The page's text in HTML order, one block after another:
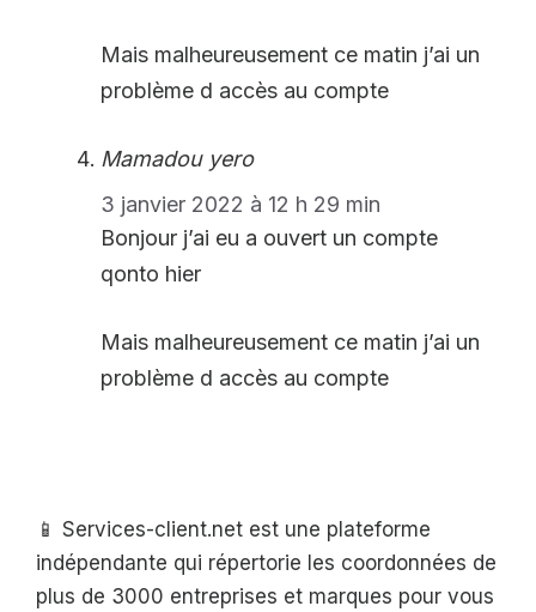
Mais malheureusement ce matin j’ai un
problème d accès au compte
Mamadou yero
3 janvier 2022 à 12 h 29 min
Bonjour j’ai eu a ouvert un compte
qonto hier
Mais malheureusement ce matin j’ai un
problème d accès au compte
📱 Services-client.net est une plateforme
indépendante qui répertorie les coordonnées de
plus de 3000 entreprises et marques pour vous